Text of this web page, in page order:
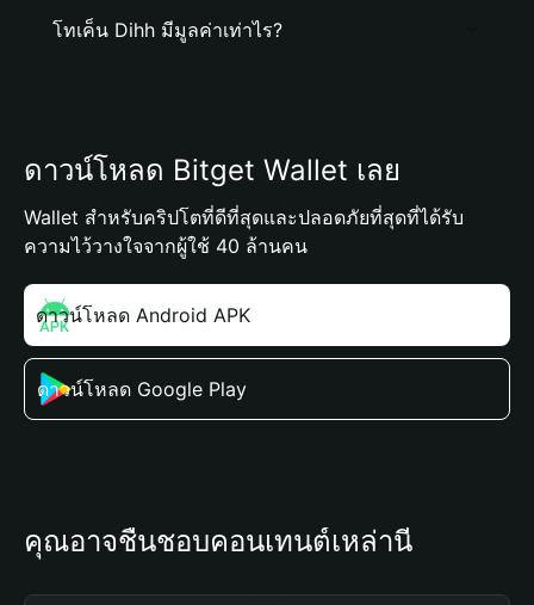
โทเค็น Dihh มีมูลค่าเท่าไร?
ดาวน์โหลด Bitget Wallet เลย
Wallet สำหรับคริปโตที่ดีที่สุดและปลอดภัยที่สุดที่ได้รับ
ความไว้วางใจจากผู้ใช้ 40 ล้านคน
ดาวน์โหลด Android APK
ดาวน์โหลด Google Play
คุณอาจชื่นชอบคอนเทนต์เหล่านี้